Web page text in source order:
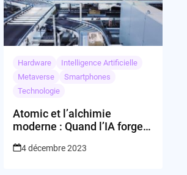
Hardware
Intelligence Artificielle
Metaverse
Smartphones
Technologie
Atomic et l’alchimie
moderne : Quand l’IA forge
4 décembre 2023